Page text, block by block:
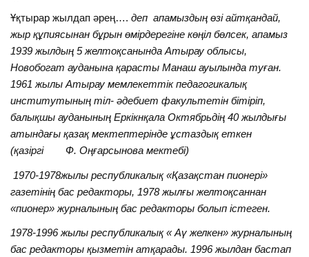
Ұқтырар жылдап әрең…. деп апамыздың өзі айтқандай,
жыр құпиясынан бұрын өмірдерегіне көңіл бөлсек, апамыз
1939 жылдың 5 желтоқсанында Атырау облысы,
Новобогат ауданына қарасты Манаш ауылында туған.
1961 жылы Атырау мемлекеттік педагогикалық
институтының тіл- әдебиет факультетін бітіріп,
балықшы ауданының Еркікнқала Октябрьдің 40 жылдығы
атындағы қазақ мектептерінде ұстаздық еткен
(қазіргі Ф. Оңғарсынова мектебі)
1970-1978жылы республикалық «Қазақстан пионері»
газетінің бас редакторы, 1978 жылғы желтоқсаннан
«пионер» журналының бас редакторы болып істеген.
1978-1996 жылы республикалық « Аү желкен» журналының
бас редакторы қызметін атқарады. 1996 жылдан бастап